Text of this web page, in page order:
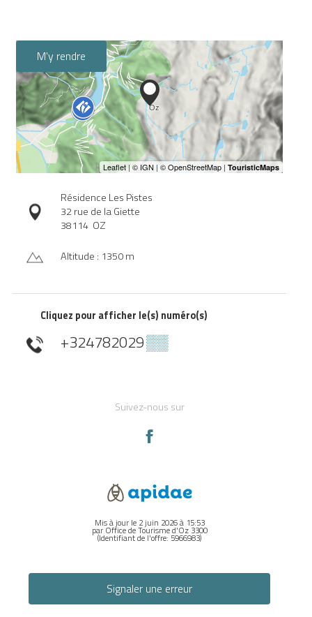
M'y rendre
Résidence Les Pistes
32 rue de la Giette
38114 OZ
Altitude : 1350 m
Cliquez pour afficher le(s) numéro(s)
+324782029▒▒
Suivez-nous sur
Mis à jour le 2 juin 2026 à 15:53
par Office de Tourisme d'Oz 3300
(Identifiant de l'offre: 5966983)
Signaler une erreur